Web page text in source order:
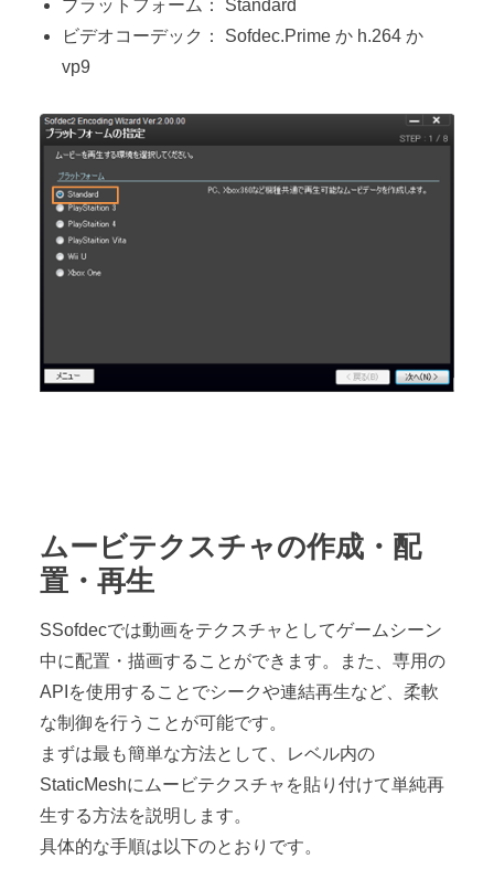
プラットフォーム： Standard
ビデオコーデック： Sofdec.Prime か h.264 か
vp9
ムービテクスチャの作成・配
置・再生
SSofdecでは動画をテクスチャとしてゲームシーン
中に配置・描画することができます。また、専用の
APIを使用することでシークや連結再生など、柔軟
な制御を行うことが可能です。
まずは最も簡単な方法として、レベル内の
StaticMeshにムービテクスチャを貼り付けて単純再
生する方法を説明します。
具体的な手順は以下のとおりです。